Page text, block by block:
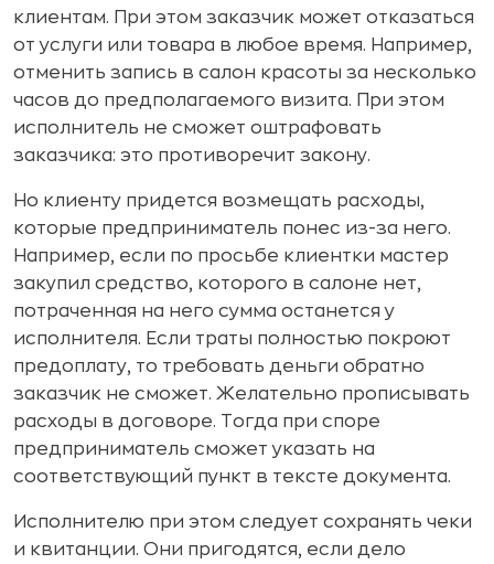
клиентам. При этом заказчик может отказаться
от услуги или товара в любое время. Например,
отменить запись в салон красоты за несколько
часов до предполагаемого визита. При этом
исполнитель не сможет оштрафовать
заказчика: это противоречит закону.
Но клиенту придется возмещать расходы,
которые предприниматель понес из-за него.
Например, если по просьбе клиентки мастер
закупил средство, которого в салоне нет,
потраченная на него сумма останется у
исполнителя. Если траты полностью покроют
предоплату, то требовать деньги обратно
заказчик не сможет. Желательно прописывать
расходы в договоре. Тогда при споре
предприниматель сможет указать на
соответствующий пункт в тексте документа.
Исполнителю при этом следует сохранять чеки
и квитанции. Они пригодятся, если дело